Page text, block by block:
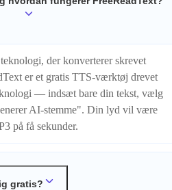
der konverterer skrevet
er et gratis TTS-værktøj drevet
— indsæt bare din tekst, vælg
AI-stemme". Din lyd vil være
på få sekunder.
gratis?